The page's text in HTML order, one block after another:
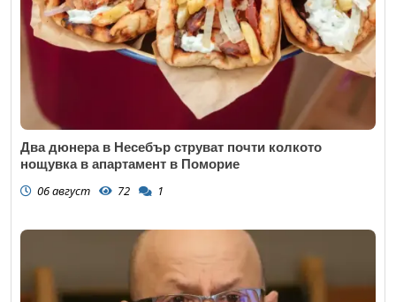
Два дюнера в Несебър струват почти колкото
нощувка в апартамент в Поморие
06 август 72 1